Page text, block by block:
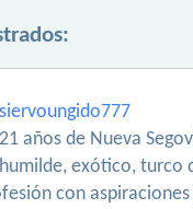
siervoungido777
21 años de Nueva
humilde, exótico, turco
con